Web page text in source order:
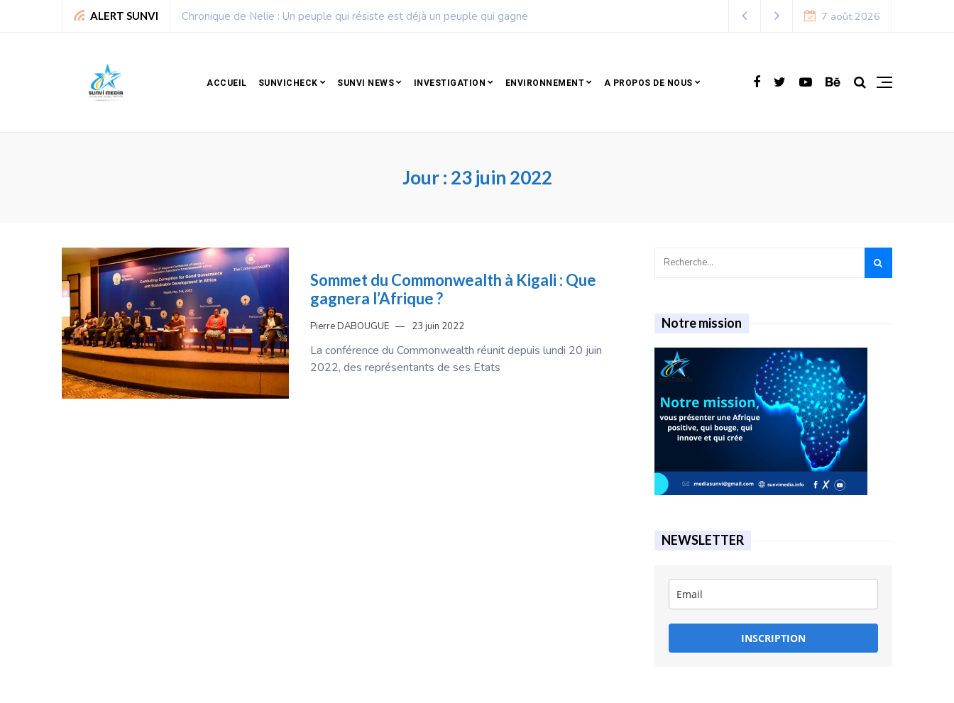
ALERT SUNVI Chronique de Nelie : Un peuple qui résiste est déjà un peuple qui gagne 7 août 2026
ACCUEIL SUNVICHECK SUNVI NEWS INVESTIGATION ENVIRONNEMENT A PROPOS DE NOUS
Jour : 23 juin 2022
Sommet du Commonwealth à Kigali : Que
gagnera l’Afrique ?
Pierre DABOUGUE 23 juin 2022
La conférence du Commonwealth réunit depuis lundi 20 juin
2022, des représentants de ses Etats
Notre mission
NEWSLETTER
INSCRIPTION